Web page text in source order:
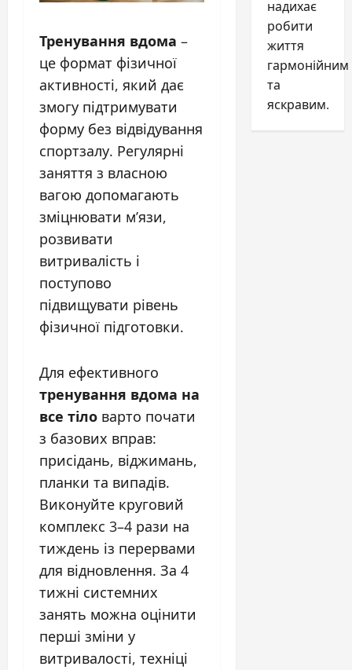
Тренування вдома –
це формат фізичної
активності, який дає
змогу підтримувати
форму без відвідування
спортзалу. Регулярні
заняття з власною
вагою допомагають
зміцнювати м’язи,
розвивати
витривалість і
поступово
підвищувати рівень
фізичної підготовки.
Для ефективного
тренування вдома на
все тіло варто почати
з базових вправ:
присідань, віджимань,
планки та випадів.
Виконуйте круговий
комплекс 3–4 рази на
тиждень із перервами
для відновлення. За 4
тижні системних
занять можна оцінити
перші зміни у
витривалості, техніці
надихає
робити
життя
гармонійним
та
яскравим.